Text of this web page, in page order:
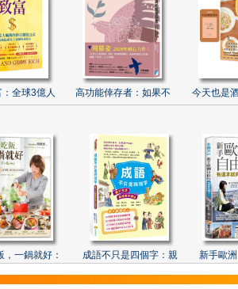
全球3億人 高功能倖存者：如果不 今天也是
，一鍋就好： 成語不只是四個字：親 新手歐